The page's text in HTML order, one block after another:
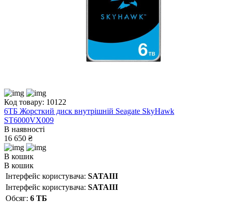
Код товару: 10122
6ТБ Жорсткий диск внутрішній Seagate SkyHawk
ST6000VX009
В наявності
16 650 ₴
В кошик
В кошик
Інтерфейс користувача: SATAIII
Інтерфейс користувача: SATAIII
Обсяг: 6 ТБ